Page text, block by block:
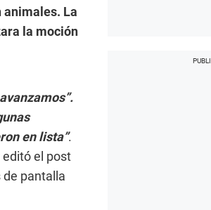
animales. La
la moción
en lista”.
editó el post
de pantalla